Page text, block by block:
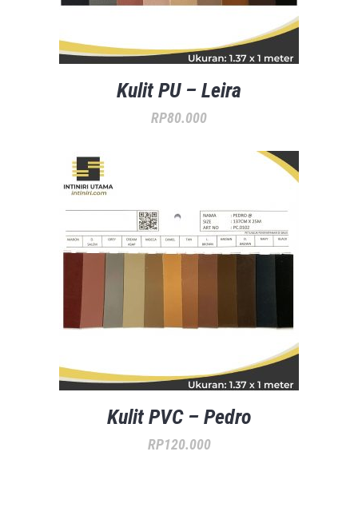
Kulit PU – Leira
RP80.000
Kulit PVC – Pedro
RP120.000